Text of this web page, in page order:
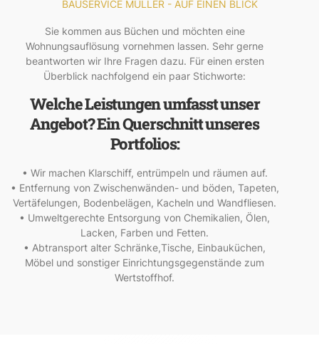
BAUSERVICE MÜLLER - AUF EINEN BLICK
Sie kommen aus Büchen und möchten eine
Wohnungsauflösung vornehmen lassen. Sehr gerne
beantworten wir Ihre Fragen dazu. Für einen ersten
Überblick nachfolgend ein paar Stichworte:
Welche Leistungen umfasst unser
Angebot? Ein Querschnitt unseres
Portfolios:
• Wir machen Klarschiff, entrümpeln und räumen auf.
• Entfernung von Zwischenwänden- und böden, Tapeten,
Vertäfelungen, Bodenbelägen, Kacheln und Wandfliesen.
• Umweltgerechte Entsorgung von Chemikalien, Ölen,
Lacken, Farben und Fetten.
• Abtransport alter Schränke,Tische, Einbauküchen,
Möbel und sonstiger Einrichtungsgegenstände zum
Wertstoffhof.